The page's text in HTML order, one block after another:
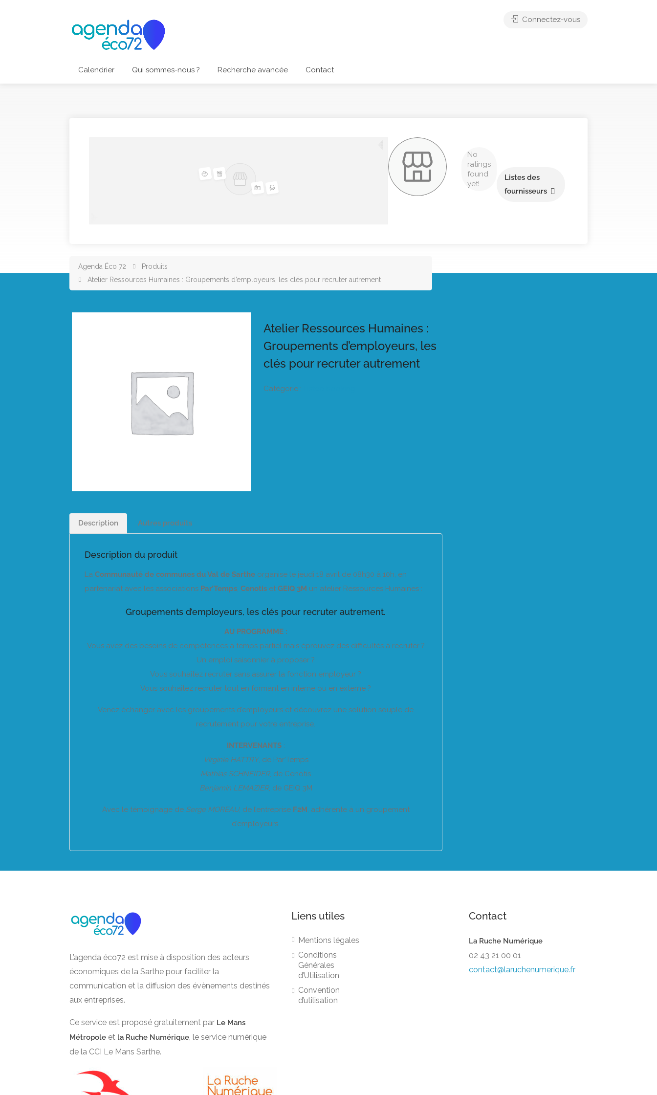
Calendrier Qui sommes-nous ? Recherche avancée Contact
Connectez-vous
No
ratings
found
yet!
Listes des
fournisseurs
Agenda Éco 72
Produits
Atelier Ressources Humaines : Groupements d’employeurs, les clés pour recruter autrement
Atelier Ressources Humaines :
Groupements d’employeurs, les
clés pour recruter autrement
Catégorie :
Description Autres produits
Description du produit
La Communauté de communes du Val de Sarthe organise le jeudi 18 avril de 08h30 à 10h, en
partenariat avec les associations Par’Temps, Cenotis et GEIQ 3M un atelier Ressources Humaines :
Groupements d’employeurs, les clés pour recruter autrement.
AU PROGRAMME :
Vous avez des besoins de compétences à temps partiel mais éprouvez des difficultés à recruter ?
Un emploi saisonnier à proposer ?
Vous souhaitez recruter sans assurer la fonction employeur ?
Vous souhaitez recruter tout en formant en interne ou en externe ?
Venez échanger avec les groupements d’employeurs et découvrez une solution souple de
recrutement pour votre entreprise.
INTERVENANTS:
Virginie HATTRY, de Par’Temps
Mathias SCHNEIDER, de Cenotis
Benjamin LEMAZIER, de GEIQ 3M
Avec le témoignage de Serge MOREAU, de l’entreprise F2M, adhérente à un groupement
d’employeurs.
L’agenda éco72 est mise à disposition des acteurs
économiques de la Sarthe pour faciliter la
communication et la diffusion des évènements destinés
aux entreprises.
Ce service est proposé gratuitement par Le Mans
Métropole et la Ruche Numérique, le service numérique
de la CCI Le Mans Sarthe.
Liens utiles
Mentions légales
Conditions
Générales
d’Utilisation
Convention
d’utilisation
Contact
La Ruche Numérique
02 43 21 00 01
contact@laruchenumerique.fr